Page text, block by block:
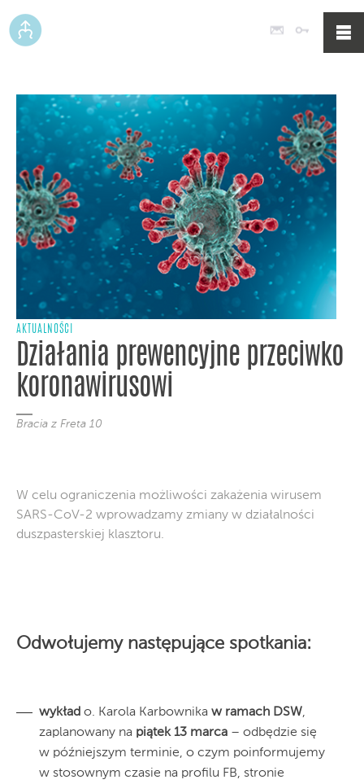
Poczta
AKTUALNOŚCI
Działania prewencyjne przeciwko
koronawirusowi
Bracia z Freta 10
W celu ograniczenia możliwości zakażenia wirusem
SARS-CoV-2 wprowadzamy zmiany w działalności
duszpasterskiej klasztoru.
Odwołujemy następujące spotkania:
wykład o. Karola Karbownika w ramach DSW,
zaplanowany na piątek 13 marca – odbędzie się
w późniejszym terminie, o czym poinformujemy
w stosownym czasie na profilu FB, stronie